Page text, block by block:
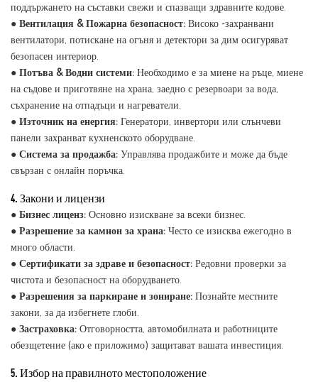
поддържането на съставки свежи и спазващи здравните кодове.
● Вентилация & Пожарна безопасност: Високо -захранвани
вентилатори, потискане на огъня и детектори за дим осигуряват
безопасен интериор.
● Потъва & Водни системи: Необходимо е за миене на ръце, миене
на съдове и приготвяне на храна, заедно с резервоари за вода,
съхранение на отпадъци и нагреватели.
● Източник на енергия: Генератори, инвертори или слънчеви
панели захранват кухненското оборудване.
● Система за продажба: Управлява продажбите и може да бъде
свързан с онлайн поръчка.
4. Закони и лицензи
● Бизнес лиценз: Основно изискване за всеки бизнес.
● Разрешение за камион за храна: Често се изисква ежегодно в
много области.
● Сертификати за здраве и безопасност: Редовни проверки за
чистота и безопасност на оборудването.
● Разрешения за паркиране и зониране: Познайте местните
закони, за да избегнете глоби.
● Застраховка: Отговорността, автомобилната и работниците
обезщетение (ако е приложимо) защитават вашата инвестиция.
5. Избор на правилното местоположение